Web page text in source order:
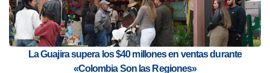
La Guajira supera los $40 millones en ventas durante
«Colombia Son las Regiones»